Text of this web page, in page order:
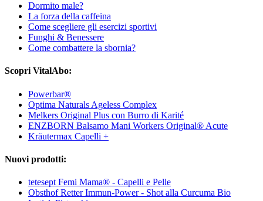
Dormito male?
La forza della caffeina
Come scegliere gli esercizi sportivi
Funghi & Benessere
Come combattere la sbornia?
Scopri VitalAbo:
Powerbar®
Optima Naturals Ageless Complex
Melkers Original Plus con Burro di Karité
ENZBORN Balsamo Mani Workers Original® Acute
Kräutermax Capelli +
Nuovi prodotti:
tetesept Femi Mama® - Capelli e Pelle
Obsthof Retter Immun-Power - Shot alla Curcuma Bio